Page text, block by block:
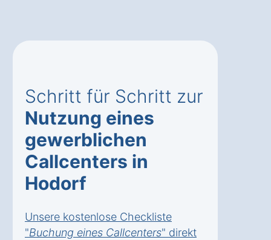
Schritt für Schritt zur
Nutzung eines
gewerblichen
Callcenters in
Hodorf
Unsere kostenlose Checkliste
"Buchung eines Callcenters" direkt